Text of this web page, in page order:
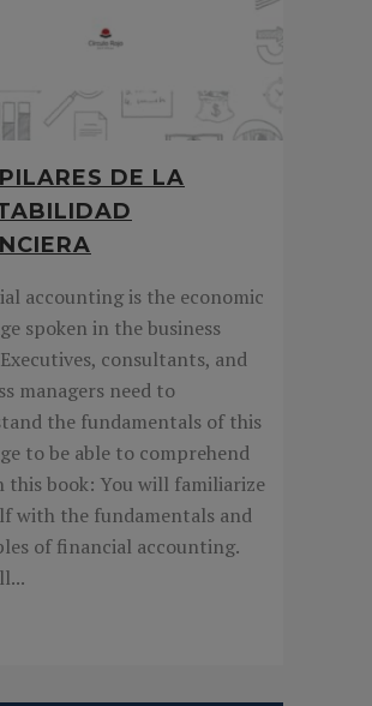
DE LA
accounting is the economic
spoken in the business
consultants, and
managers need to
the fundamentals of this
to be able to comprehend
this book: You will familiarize
with the fundamentals and
of financial accounting.